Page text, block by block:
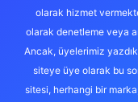
olarak hizmet
olarak denetleme veya
Ancak, üyelerimiz
siteye üye olarak bu
sitesi, herhangi bir